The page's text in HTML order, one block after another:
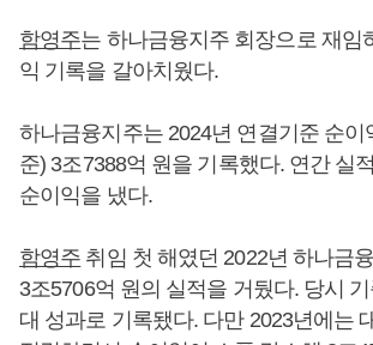
함영주는 하나금융지주 회장으로 재임
익 기록을 갈아치웠다.
하나금융지주는 2024년 연결기준 순이
준) 3조7388억 원을 기록했다. 연간 실
순이익을 냈다.
함영주 취임 첫 해였던 2022년 하나금
3조5706억 원의 실적을 거뒀다. 당시
대 성과로 기록됐다. 다만 2023년에는